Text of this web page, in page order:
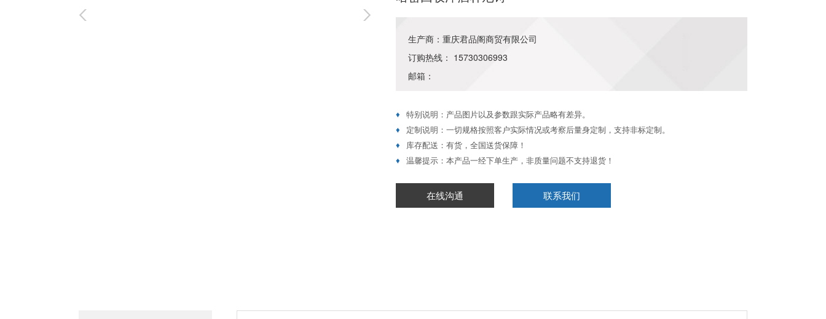
生产商：重庆君品阁商贸有限公司
订购热线： 15730306993
邮箱：
♦ 特别说明：产品图片以及参数跟实际产品略有差异。
♦
定制说明：一切规格按照客户实际情况或考察后量身定制，支持非标定制。
♦
库存配送：有货，全国送货保障！
♦ 温馨提示：本产品一经下单生产，非质量问题不支持退货！
在线沟通 联系我们